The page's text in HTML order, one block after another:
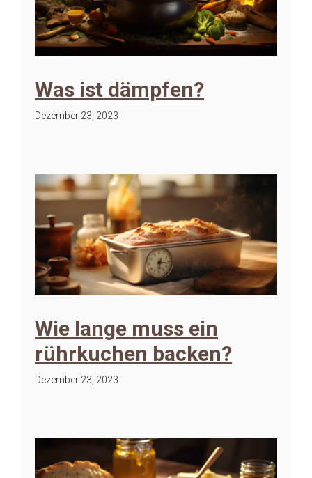
Was ist dämpfen?
Dezember 23, 2023
Wie lange muss ein
rührkuchen backen?
Dezember 23, 2023